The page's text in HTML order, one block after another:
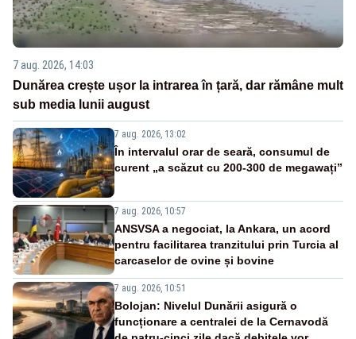
7 aug. 2026, 14:03
Dunărea crește ușor la intrarea în țară, dar rămâne mult
sub media lunii august
7 aug. 2026, 13:02
În intervalul orar de seară, consumul de
curent „a scăzut cu 200-300 de megawați”
7 aug. 2026, 10:57
ANSVSA a negociat, la Ankara, un acord
pentru facilitarea tranzitului prin Turcia al
carcaselor de ovine și bovine
7 aug. 2026, 10:51
Bolojan: Nivelul Dunării asigură o
funcționare a centralei de la Cernavodă